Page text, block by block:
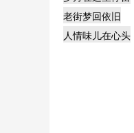
老街梦回依旧
人情味儿在心头